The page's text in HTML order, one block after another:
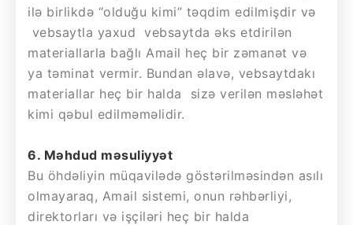
ilə birlikdə “olduğu kimi” təqdim edilmişdir və
vebsaytla yaxud vebsaytda əks etdirilən
materiallarla bağlı Amail heç bir zəmanət və
ya təminat vermir. Bundan əlavə, vebsaytdakı
materiallar heç bir halda sizə verilən məsləhət
kimi qəbul edilməməlidir.
6. Məhdud məsuliyyət
Bu öhdəliyin müqavilədə göstərilməsindən asılı
olmayaraq, Amail sistemi, onun rəhbərliyi,
direktorları və işçiləri heç bir halda